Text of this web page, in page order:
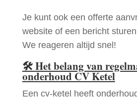
Je kunt ook een offerte
website of een bericht
We reageren altijd snel!
🛠Het belang van
onderhoud CV Ketel
Een cv-ketel heeft